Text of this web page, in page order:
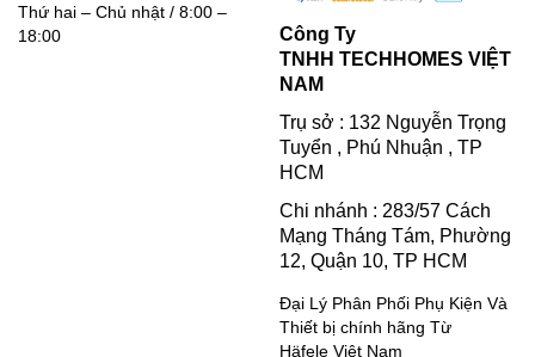
Thứ hai – Chủ nhật / 8:00 –
18:00
Công Ty
TNHH TECHHOMES VIỆT
NAM
Trụ sở : 132 Nguyễn Trọng
Tuyển , Phú Nhuận , TP
HCM
Chi nhánh : 283/57 Cách
Mạng Tháng Tám, Phường
12, Quận 10, TP HCM
Đại Lý Phân Phối Phụ Kiện Và
Thiết bị chính hãng Từ
Häfele Việt Nam